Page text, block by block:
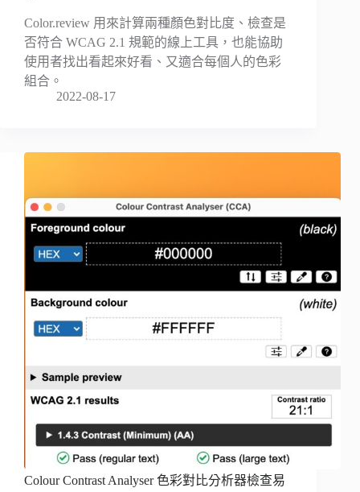
Color.review 用來計算兩種顏色對比度、檢查是
否符合 WCAG 2.1 規範的線上工具，也能協助
使用者找出看起來好看、又適合每個人的色彩
組合。
2022-08-17
Colour Contrast Analyser 色彩對比分析器檢查易